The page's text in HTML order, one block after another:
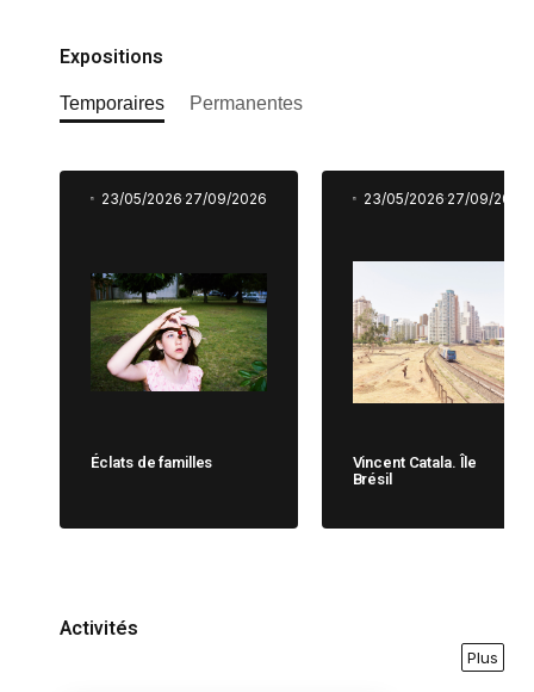
Expositions
Temporaires Permanentes
23/05/2026 27/09/2026
Éclats de familles
23/05/2026 27/09/2026
Vincent Catala. Île
Brésil
Activités
Plus